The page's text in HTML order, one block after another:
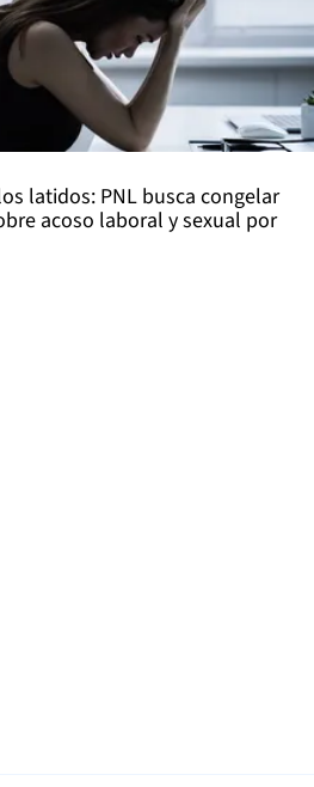
latidos: PNL busca congelar
acoso laboral y sexual por